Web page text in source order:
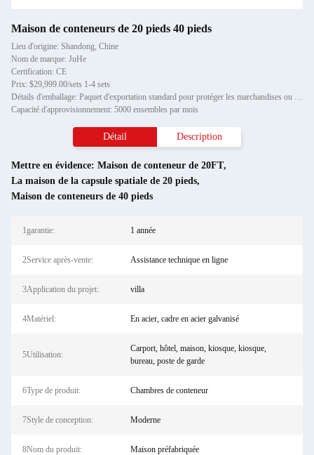
Maison de conteneurs de 20 pieds 40 pieds
Lieu d'origine: Shandong, Chine
Nom de marque: JuHe
Certification: CE
Prix: $29,999.00/sets 1-4 sets
Détails d'emballage: Paquet d'exportation standard pour protéger les marchandises ou les exigences du client
Capacité d'approvisionnement: 5000 ensembles par mois
Détail Description
Mettre en évidence: Maison de conteneur de 20FT,
La maison de la capsule spatiale de 20 pieds,
Maison de conteneurs de 40 pieds
1garantie: 1 année
2Service après-vente: Assistance technique en ligne
3Application du projet: villa
4Matériel: En acier, cadre en acier galvanisé
5Utilisation:
Carport, hôtel, maison, kiosque, kiosque,
bureau, poste de garde
6Type de produit: Chambres de conteneur
7Style de conception: Moderne
8Nom du produit: Maison préfabriquée